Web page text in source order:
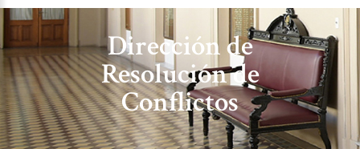
Dirección de
Resolución de
Conflictos